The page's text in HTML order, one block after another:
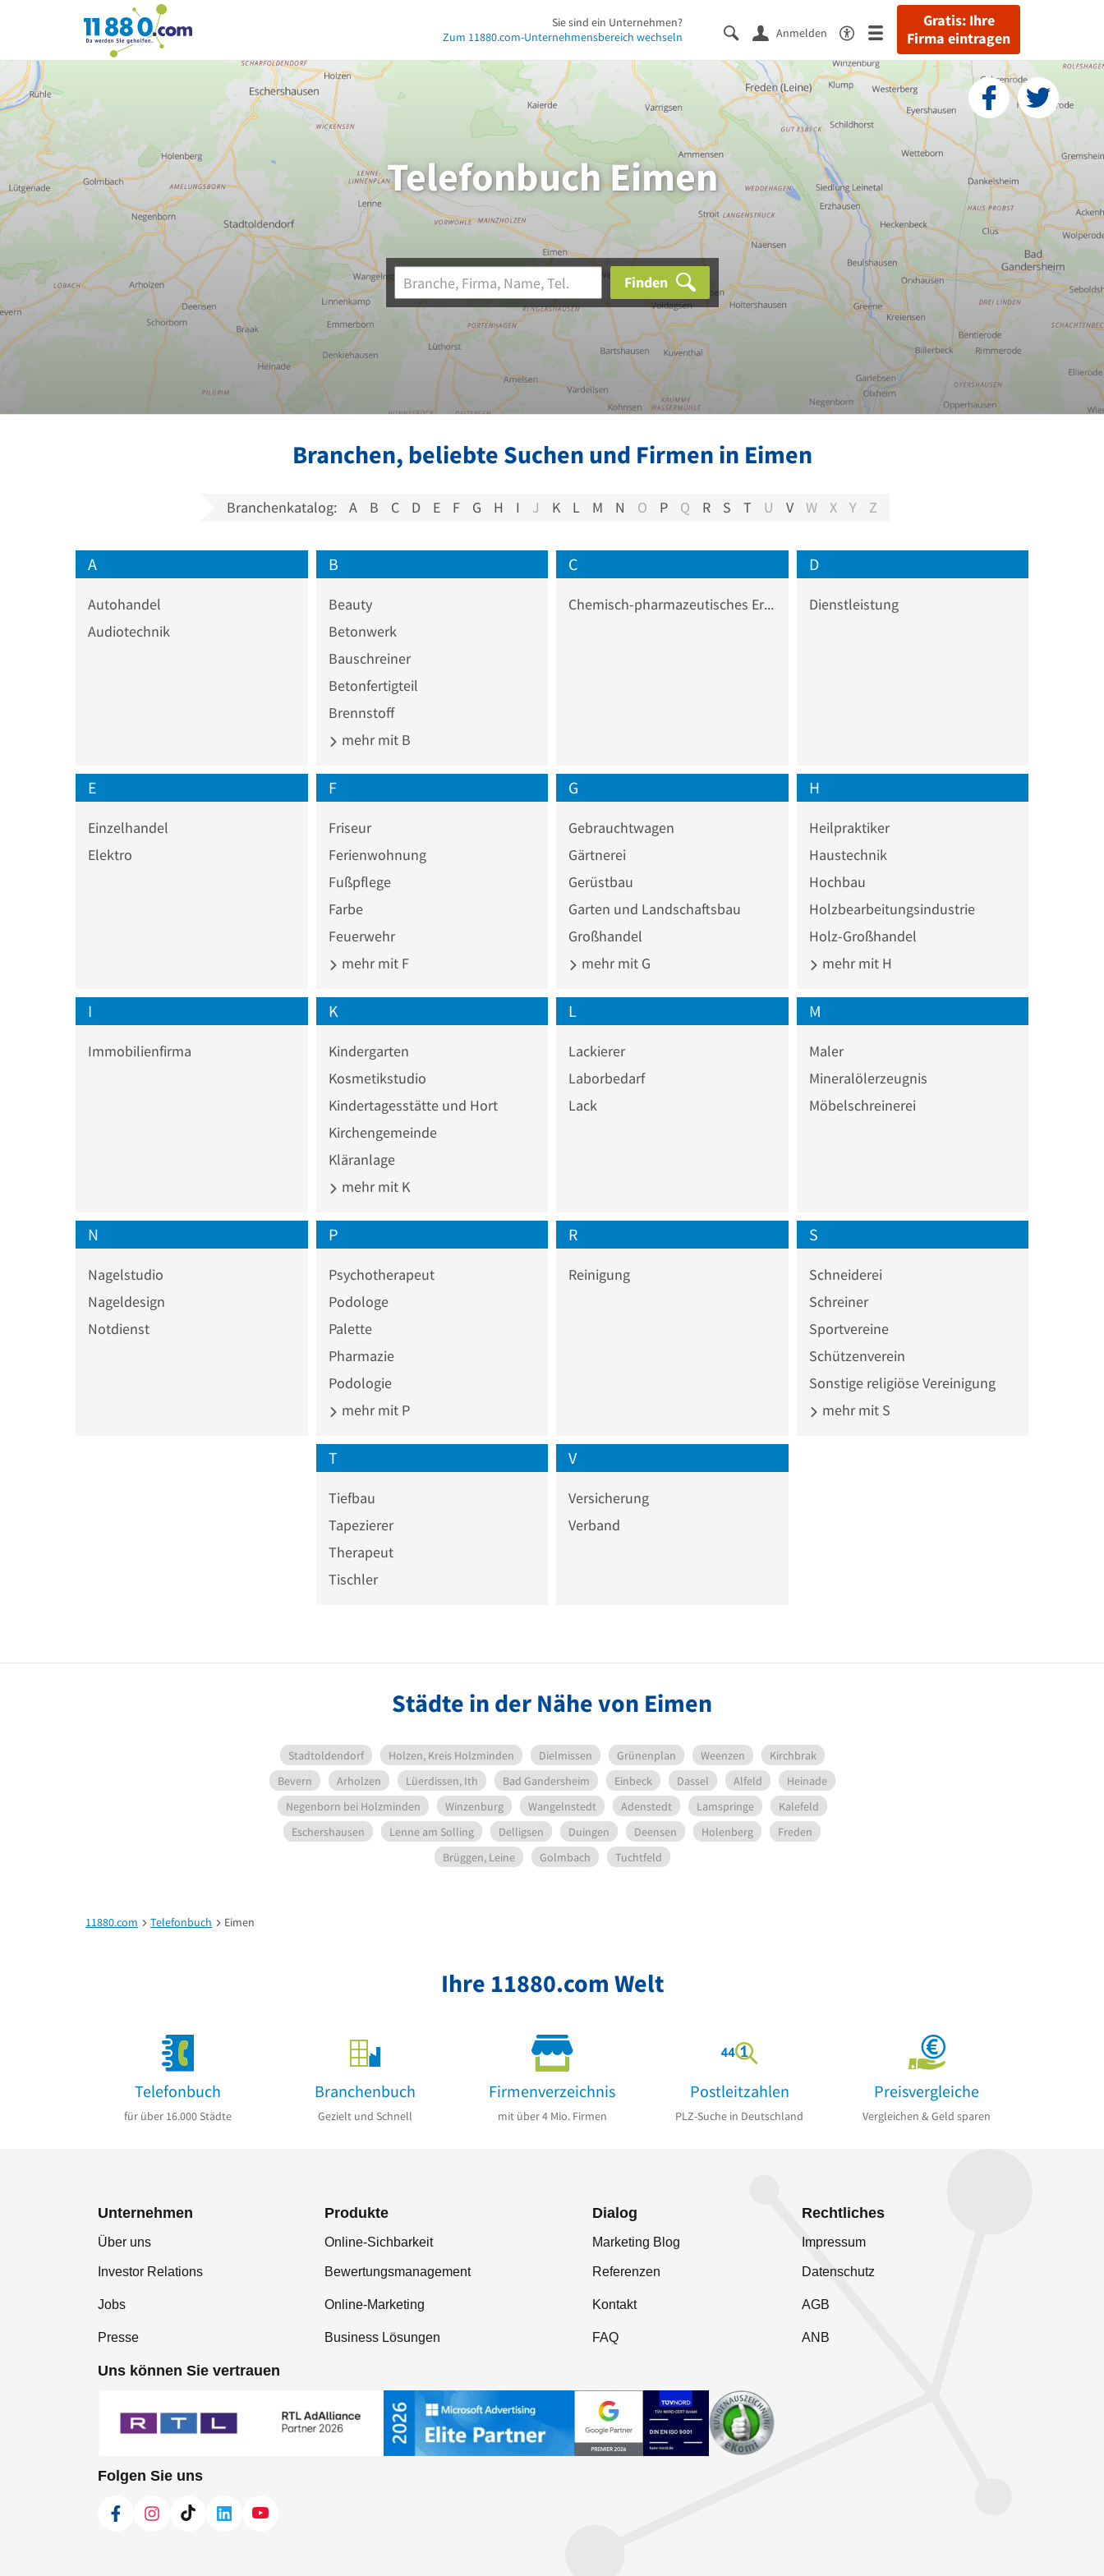
11880.com
Gratis: Ihre
Firma eintragen
Anmelden
Sie sind ein Unternehmen?
Zum 11880.com-Unternehmensbereich wechseln
Telefonbuch Eimen
Finden
Branchen, beliebte Suchen und Firmen in Eimen
Branchenkatalog: A B C D E F G H I J K L M N O P Q R S T U V W X Y Z
A
Autohandel
Audiotechnik
B
Beauty
Betonwerk
Bauschreiner
Betonfertigteil
Brennstoff
mehr mit B
C
Chemisch-pharmazeutisches Erzeugnis Großhandel
D
Dienstleistung
E
Einzelhandel
Elektro
F
Friseur
Ferienwohnung
Fußpflege
Farbe
Feuerwehr
mehr mit F
G
Gebrauchtwagen
Gärtnerei
Gerüstbau
Garten und Landschaftsbau
Großhandel
mehr mit G
H
Heilpraktiker
Haustechnik
Hochbau
Holzbearbeitungsindustrie
Holz-Großhandel
mehr mit H
I
Immobilienfirma
K
Kindergarten
Kosmetikstudio
Kindertagesstätte und Hort
Kirchengemeinde
Kläranlage
mehr mit K
L
Lackierer
Laborbedarf
Lack
M
Maler
Mineralölerzeugnis
Möbelschreinerei
N
Nagelstudio
Nageldesign
Notdienst
P
Psychotherapeut
Podologe
Palette
Pharmazie
Podologie
mehr mit P
R
Reinigung
S
Schneiderei
Schreiner
Sportvereine
Schützenverein
Sonstige religiöse Vereinigung
mehr mit S
T
Tiefbau
Tapezierer
Therapeut
Tischler
V
Versicherung
Verband
Städte in der Nähe von Eimen
Stadtoldendorf Holzen, Kreis Holzminden Dielmissen Grünenplan Weenzen
Kirchbrak
Bevern
Arholzen Lüerdissen, Ith Bad Gandersheim Einbeck Dassel Alfeld
Heinade
Negenborn bei Holzminden
Winzenburg Wangelnstedt Adenstedt Lamspringe
Kalefeld
Eschershausen
Lenne am Solling Delligsen Duingen Deensen Holenberg
Freden
Brüggen, Leine
Golmbach Tuchtfeld
11880.com Telefonbuch Eimen
Ihre 11880.com Welt
Telefonbuch
für über 16.000 Städte
Branchenbuch
Gezielt und Schnell
Firmenverzeichnis
mit über 4 Mio. Firmen
Postleitzahlen
PLZ-Suche in Deutschland
Preisvergleiche
Vergleichen & Geld sparen
Unternehmen
Über uns
Investor Relations
Jobs
Presse
Produkte
Online-Sichbarkeit
Bewertungsmanagement
Online-Marketing
Business Lösungen
Dialog
Marketing Blog
Referenzen
Kontakt
FAQ
Rechtliches
Impressum
Datenschutz
AGB
ANB
Uns können Sie vertrauen
Folgen Sie uns